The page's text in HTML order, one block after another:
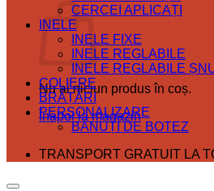
Nu ai niciun produs în coș.
Înapoi la magazin
CERCEI APLICAȚI
INELE
INELE FIXE
INELE REGLABILE
INELE REGLABILE
COLIERE
BRĂȚĂRI
PERSONALIZARE
BĂNUȚI DE BOTEZ
TRANSPORT GRATUIT LA